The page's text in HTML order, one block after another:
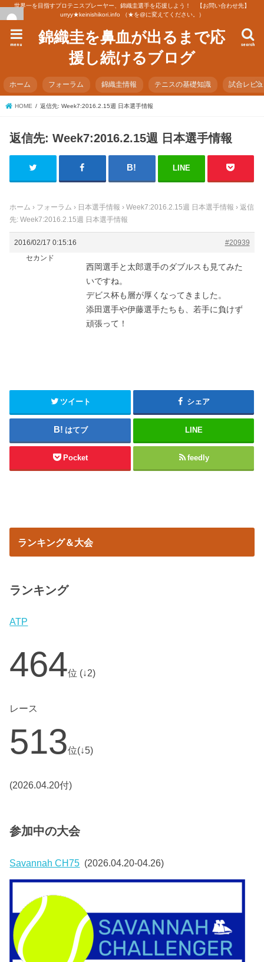
世界一を目指すプロテニスプレーヤー、錦織圭選手を応援しよう！ 【お問い合わせ先】
urryy★keinishikori.info （★を@に変えてください。）
錦織圭を鼻血が出るまで応
援し続けるブログ
search
menu
ホーム フォーラム 錦織圭情報 テニスの基礎知識 試合レビ
HOME 返信先: Week7:2016.2.15週 日本選手情報
返信先: Week7:2016.2.15週 日本選手情報
LINE
ホーム › フォーラム › 日本選手情報 › Week7:2016.2.15週 日本選手情報 › 返信
先: Week7:2016.2.15週 日本選手情報
2016/02/17 0:15:16
#20939
セカンド
西岡選手と太郎選手のダブルスも見てみた
いですね。
デビス杯も層が厚くなってきました。
添田選手や伊藤選手たちも、若手に負けず
頑張って！
ツイート シェア
はてブ LINE
Pocket feedly
ランキング＆大会
ランキング
ATP
464位 (↓2)
レース
513位(↓5)
(2026.04.20付)
参加中の大会
Savannah CH75 (2026.04.20-04.26)